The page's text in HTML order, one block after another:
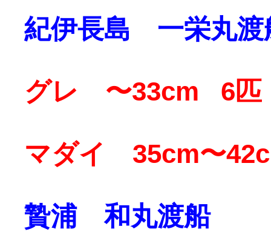
紀伊長島 一栄丸渡
グレ 〜33cm 6匹
マダイ 35cm〜
贄浦 和丸渡船